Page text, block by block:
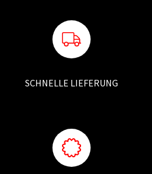
SCHNELLE LIEFERUNG